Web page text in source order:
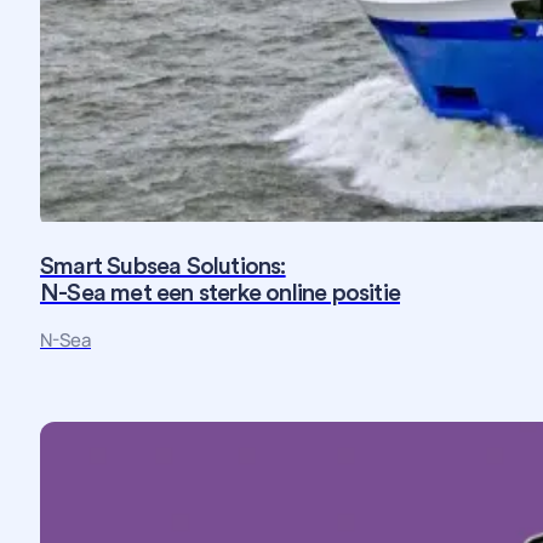
Smart Subsea Solutions:
N-Sea met een sterke online positie
N-SeaFotografie